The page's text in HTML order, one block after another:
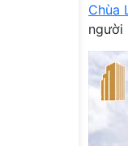
Chùa
người